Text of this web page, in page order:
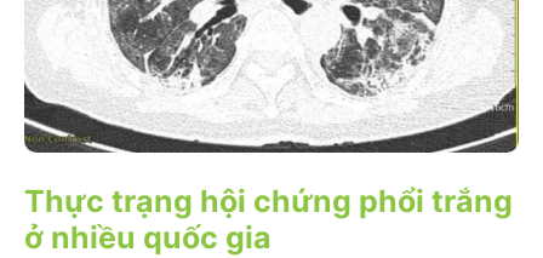
Thực trạng hội chứng phổi trắng
ở nhiều quốc gia